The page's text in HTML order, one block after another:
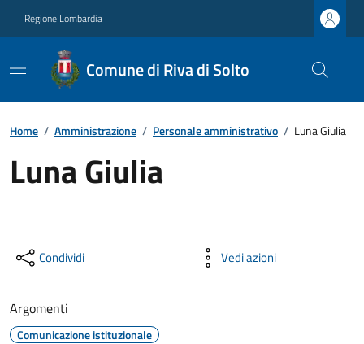
Regione Lombardia
Comune di Riva di Solto
Home / Amministrazione / Personale amministrativo / Luna Giulia
Luna Giulia
Condividi Vedi azioni
Argomenti
Comunicazione istituzionale